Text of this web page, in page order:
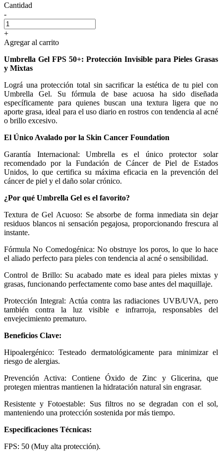
Cantidad
-
+
Agregar al carrito
Umbrella Gel FPS 50+: Protección Invisible para Pieles Grasas
y Mixtas
Lográ una protección total sin sacrificar la estética de tu piel con
Umbrella Gel. Su fórmula de base acuosa ha sido diseñada
específicamente para quienes buscan una textura ligera que no
aporte grasa, ideal para el uso diario en rostros con tendencia al acné
o brillo excesivo.
El Único Avalado por la Skin Cancer Foundation
Garantía Internacional: Umbrella es el único protector solar
recomendado por la Fundación de Cáncer de Piel de Estados
Unidos, lo que certifica su máxima eficacia en la prevención del
cáncer de piel y el daño solar crónico.
¿Por qué Umbrella Gel es el favorito?
Textura de Gel Acuoso: Se absorbe de forma inmediata sin dejar
residuos blancos ni sensación pegajosa, proporcionando frescura al
instante.
Fórmula No Comedogénica: No obstruye los poros, lo que lo hace
el aliado perfecto para pieles con tendencia al acné o sensibilidad.
Control de Brillo: Su acabado mate es ideal para pieles mixtas y
grasas, funcionando perfectamente como base antes del maquillaje.
Protección Integral: Actúa contra las radiaciones UVB/UVA, pero
también contra la luz visible e infrarroja, responsables del
envejecimiento prematuro.
Beneficios Clave:
Hipoalergénico: Testeado dermatológicamente para minimizar el
riesgo de alergias.
Prevención Activa: Contiene Óxido de Zinc y Glicerina, que
protegen mientras mantienen la hidratación natural sin engrasar.
Resistente y Fotoestable: Sus filtros no se degradan con el sol,
manteniendo una protección sostenida por más tiempo.
Especificaciones Técnicas:
FPS: 50 (Muy alta protección).